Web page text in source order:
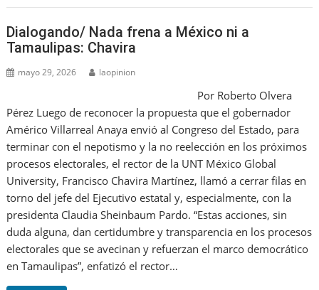
Dialogando/ Nada frena a México ni a
Tamaulipas: Chavira
mayo 29, 2026 laopinion
Por Roberto Olvera
Pérez Luego de reconocer la propuesta que el gobernador
Américo Villarreal Anaya envió al Congreso del Estado, para
terminar con el nepotismo y la no reelección en los próximos
procesos electorales, el rector de la UNT México Global
University, Francisco Chavira Martínez, llamó a cerrar filas en
torno del jefe del Ejecutivo estatal y, especialmente, con la
presidenta Claudia Sheinbaum Pardo. “Estas acciones, sin
duda alguna, dan certidumbre y transparencia en los procesos
electorales que se avecinan y refuerzan el marco democrático
en Tamaulipas”, enfatizó el rector…